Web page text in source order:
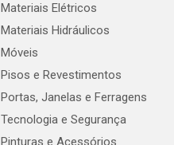
Materiais Elétricos
Materiais Hidráulicos
Móveis
Pisos e Revestimentos
Portas, Janelas e Ferragens
Tecnologia e Segurança
Pinturas e Acessórios